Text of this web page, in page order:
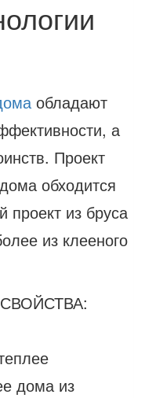
обладают
а
Проект
обходится
из бруса
из клееного
дома из